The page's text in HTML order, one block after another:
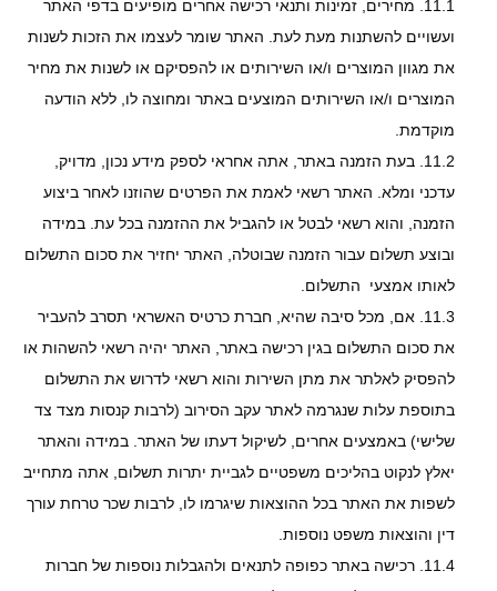
11.1.
מחירים, זמינות ותנאי רכישה אחרים מופיעים בדפי האתר
ועשויים להשתנות מעת לעת. האתר שומר לעצמו את הזכות לשנות
את מגוון המוצרים ו/או השירותים או להפסיקם או לשנות את מחיר
המוצרים ו/או השירותים המוצעים באתר ומחוצה לו, ללא הודעה
מוקדמת.
11.2. בעת הזמנה באתר, אתה אחראי לספק מידע נכון, מדויק,
עדכני ומלא. האתר רשאי לאמת את הפרטים שהוזנו לאחר ביצוע
הזמנה, והוא רשאי לבטל או להגביל את ההזמנה בכל עת. במידה
ובוצע תשלום עבור הזמנה שבוטלה, האתר יחזיר את סכום התשלום
לאותו אמצעי התשלום.
11.3. אם, מכל סיבה שהיא, חברת כרטיס האשראי תסרב להעביר
את סכום התשלום בגין רכישה באתר, האתר יהיה רשאי להשהות או
להפסיק לאלתר את מתן השירות והוא רשאי לדרוש את התשלום
בתוספת עלות שנגרמה לאתר עקב הסירוב (לרבות קנסות מצד צד
שלישי) באמצעים אחרים, לשיקול דעתו של האתר. במידה והאתר
יאלץ לנקוט בהליכים משפטיים לגביית יתרות תשלום, אתה מתחייב
לשפות את האתר בכל ההוצאות שיגרמו לו, לרבות שכר טרחת עורך
דין והוצאות משפט נוספות.
11.4. רכישה באתר כפופה לתנאים ולהגבלות נוספות של חברות